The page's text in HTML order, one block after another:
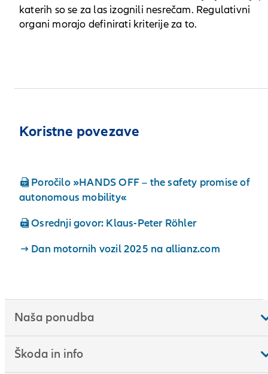
katerih so se za las izognili nesrečam. Regulativni
organi morajo definirati kriterije za to.
Koristne povezave
Poročilo »HANDS OFF – the safety promise of
autonomous mobility«
Osrednji govor: Klaus-Peter Röhler
Dan motornih vozil 2025 na allianz.com
Naša ponudba
Škoda in info